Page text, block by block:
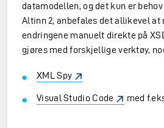
datamodellen, og det kun er
Altinn 2, anbefales det allikevel at
endringene manuelt direkte på
gjøres med forskjellige verktøy,
XML Spy
Visual Studio Code med